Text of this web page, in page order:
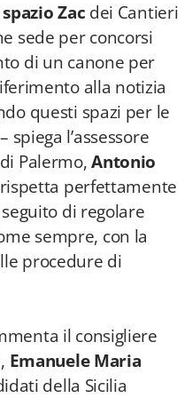
spazio Zac dei Cantieri
sede per concorsi
di un canone per
alla notizia
questi spazi per le
l’assessore
Palermo,Antonio
perfettamente
di regolare
sempre, con la
procedure di
il consigliere
Emanuele Maria
della Sicilia